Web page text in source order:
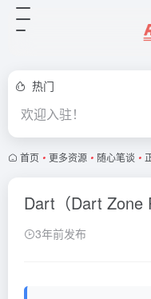
热门
欢迎入驻！
首页 • 更多资源 • 随心笔谈 •
Dart（Dart Zone
3年前发布